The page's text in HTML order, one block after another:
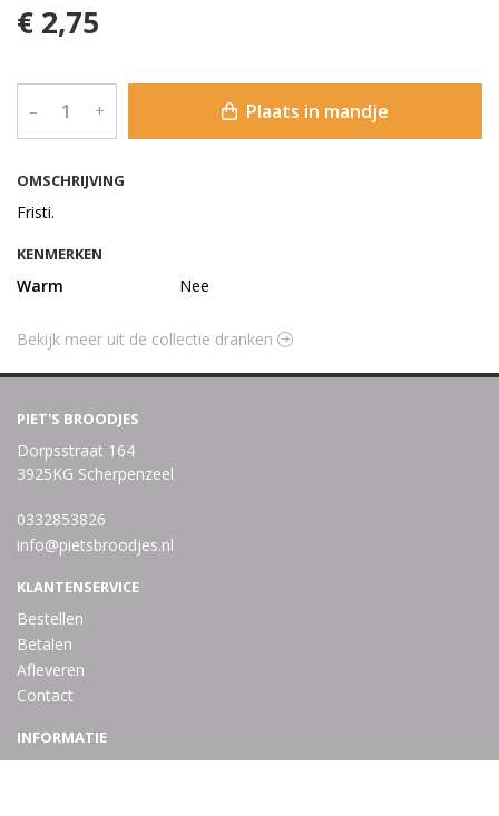
OMSCHRIJVING
Fristi.
€ 2,75
– + Plaats in mandje
KENMERKEN
Warm Nee
Bekijk meer uit de collectie dranken
PIET'S BROODJES
Dorpsstraat 164
3925KG Scherpenzeel
0332853826
info@pietsbroodjes.nl
KLANTENSERVICE
Bestellen
Betalen
Afleveren
Contact
INFORMATIE